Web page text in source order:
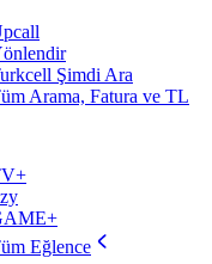
Şimdi Ara
Arama, Fatura ve TL
Eğlence